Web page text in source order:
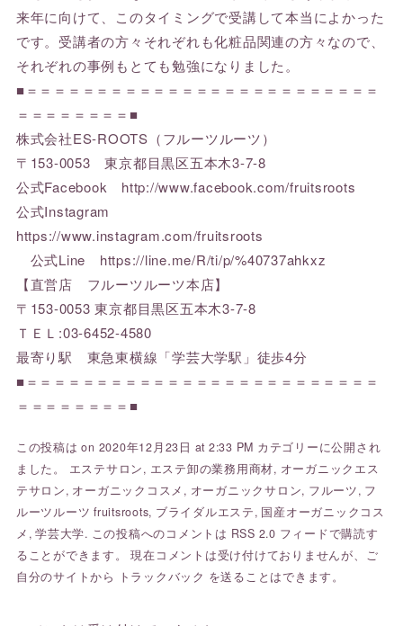
来年に向けて、このタイミングで受講して本当によかった
です。受講者の方々それぞれも化粧品関連の方々なので、
それぞれの事例もとても勉強になりました。
■＝＝＝＝＝＝＝＝＝＝＝＝＝＝＝＝＝＝＝＝＝＝＝＝＝
＝＝＝＝＝＝＝＝■
株式会社ES-ROOTS（フルーツルーツ）
〒153-0053 東京都目黒区五本木3-7-8
公式Facebook http://www.facebook.com/fruitsroots
公式Instagram
https://www.instagram.com/fruitsroots
公式Line https://line.me/R/ti/p/%40737ahkxz
【直営店 フルーツルーツ本店】
〒153-0053 東京都目黒区五本木3-7-8
ＴＥＬ:03-6452-4580
最寄り駅 東急東横線「学芸大学駅」徒歩4分
■＝＝＝＝＝＝＝＝＝＝＝＝＝＝＝＝＝＝＝＝＝＝＝＝＝
＝＝＝＝＝＝＝＝■
この投稿は on 2020年12月23日 at 2:33 PM カテゴリーに公開され
ました。 エステサロン, エステ卸の業務用商材, オーガニックエス
テサロン, オーガニックコスメ , オーガニックサロン, フルーツ, フ
ルーツルーツ fruitsroots, ブライダルエステ, 国産オーガニックコス
メ ,学芸大学. この投稿へのコメントは RSS 2.0 フィードで購読す
ることができます。 現在コメントは受け付けておりませんが、ご
自分のサイトから
トラックバック を送ることはできます。